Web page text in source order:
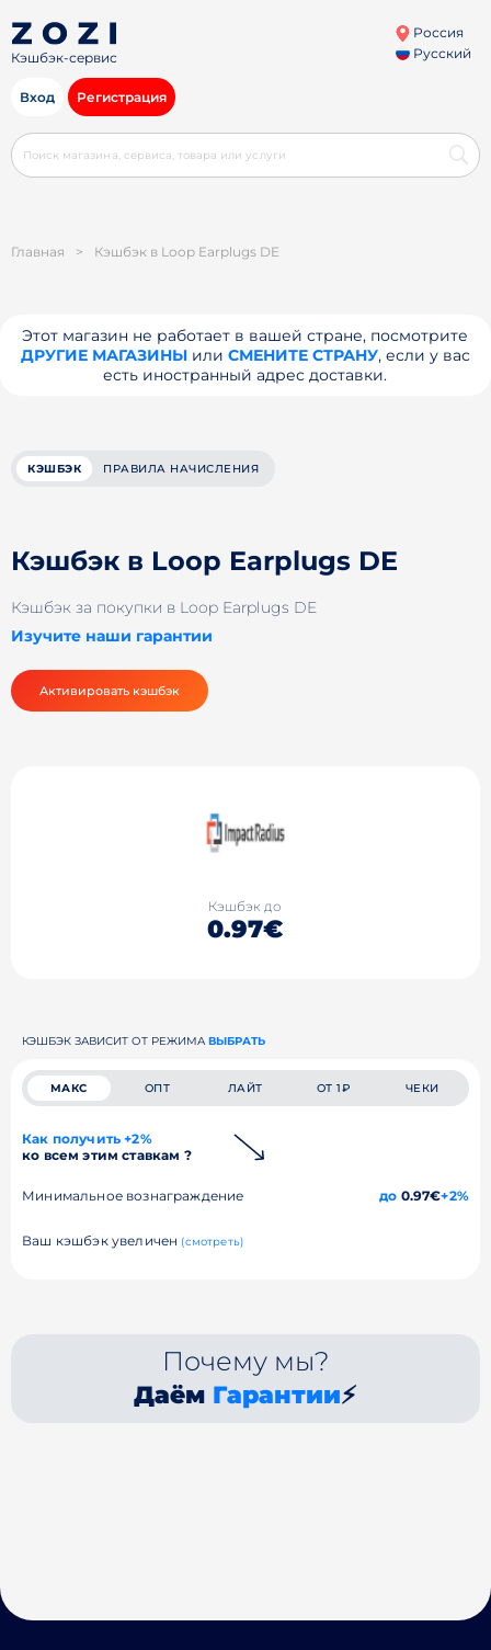
Кэшбэк-сервис
Россия
Русский
Вход Регистрация
Главная > Кэшбэк в Loop Earplugs DE
Этот магазин не работает в вашей стране, посмотрите
ДРУГИЕ МАГАЗИНЫили СМЕНИТЕ СТРАНУ, если у вас
есть иностранный адрес доставки.
КЭШБЭК ПРАВИЛА НАЧИСЛЕНИЯ
Кэшбэк в Loop Earplugs DE
Кэшбэк за покупки в Loop Earplugs DE
Изучите наши гарантии
Активировать кэшбэк
Кэшбэк до
0.97€
КЭШБЭК ЗАВИСИТ ОТ РЕЖИМА ВЫБРАТЬ
МАКС ОПТ ЛАЙТ ОТ 1₽ ЧЕКИ
Как получить +2%
ко всем этим ставкам ?
Минимальное вознаграждение до 0.97€+2%
Ваш кэшбэк увеличен (смотреть)
Почему мы?
Даём Гарантии⚡